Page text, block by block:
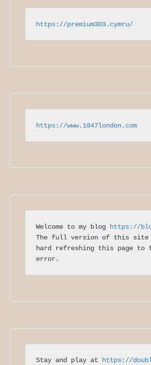
https://premium303.cymru/
https://www.1947london.com
Welcome to my blog
https://
The full version of this site
hard refreshing this page to
error.
Stay and play at
https://